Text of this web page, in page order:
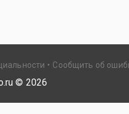
Сообщить об
© 2026